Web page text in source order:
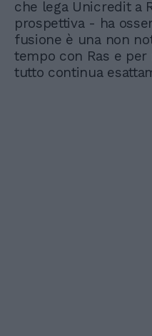
che lega Unicredit a
prospettiva - ha
fusione è una non
tempo con Ras e
tutto continua